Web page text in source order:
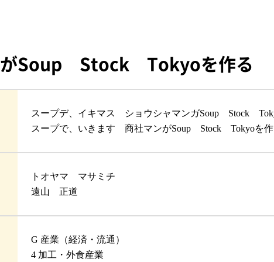
がSoup Stock Tokyoを作る
スープデ、イキマス ショウシャマンガSoup Stock
スープで、いきます 商社マンがSoup Stock Tokyoを作
トオヤマ マサミチ
遠山 正道
G 産業（経済・流通）
4 加工・外食産業